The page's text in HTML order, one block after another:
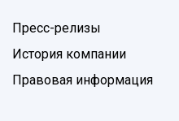
Пресс-релизы
История компании
Правовая информация